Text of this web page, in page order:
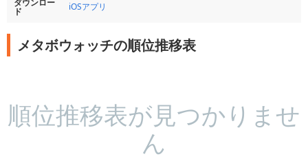
ダウンロー
ド iOSアプリ
メタボウォッチの順位推移表
順位推移表が見つかりませ
ん